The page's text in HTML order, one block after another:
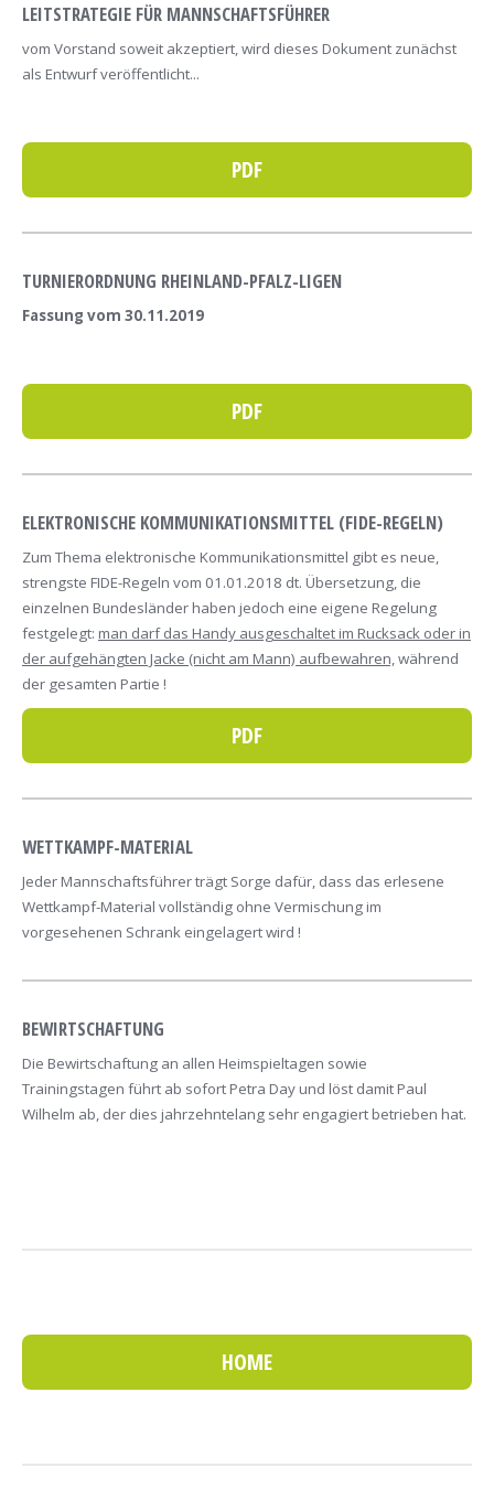
LEITSTRATEGIE FÜR MANNSCHAFTSFÜHRER
vom Vorstand soweit akzeptiert, wird dieses Dokument zunächst
als Entwurf veröffentlicht...
PDF
TURNIERORDNUNG RHEINLAND-PFALZ-LIGEN
Fassung vom 30.11.2019
PDF
ELEKTRONISCHE KOMMUNIKATIONSMITTEL (FIDE-REGELN)
Zum Thema elektronische Kommunikationsmittel gibt es neue,
strengste FIDE-Regeln vom 01.01.2018 dt. Übersetzung, die
einzelnen Bundesländer haben jedoch eine eigene Regelung
festgelegt: man darf das Handy ausgeschaltet im Rucksack oder in
der aufgehängten Jacke (nicht am Mann) aufbewahren,während
der gesamten Partie !
PDF
WETTKAMPF-MATERIAL
Jeder Mannschaftsführer trägt Sorge dafür, dass das erlesene
Wettkampf-Material vollständig ohne Vermischung im
vorgesehenen Schrank eingelagert wird !
BEWIRTSCHAFTUNG
Die Bewirtschaftung an allen Heimspieltagen sowie
Trainingstagen führt ab sofort Petra Day und löst damit Paul
Wilhelm ab, der dies jahrzehntelang sehr engagiert betrieben hat.
HOME